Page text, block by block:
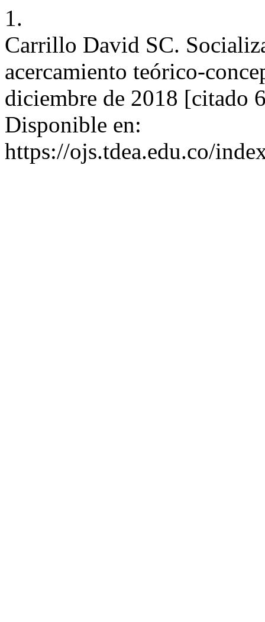
1.
Carrillo David SC.
acercamiento teórico-
diciembre de 2018 [citado
Disponible en:
https://ojs.tdea.edu.co/